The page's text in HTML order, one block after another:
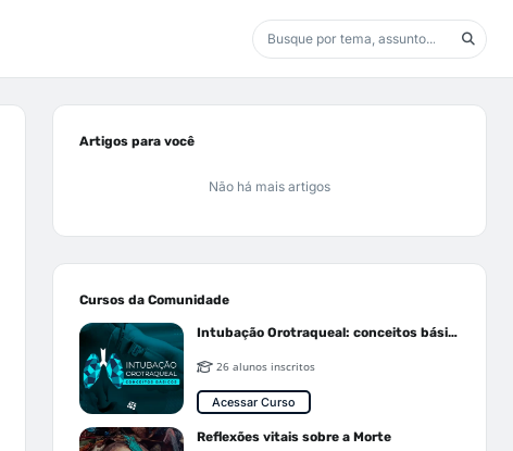
Artigos para você
Não há mais artigos
Cursos da Comunidade
Intubação Orotraqueal: conceitos básicos
26 alunos inscritos
Acessar Curso
Reflexões vitais sobre a Morte